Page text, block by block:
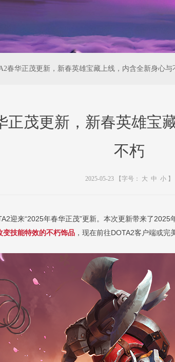
春华正茂更新，新春英雄宝藏上线，内含全新身心与
正茂更新，新春英雄宝
不朽
2025-05-23 【字号： 大 中 小】
迎来“2025年春华正茂”更新。本次更新带来了
变技能特效的不朽饰品 ，现在前往DOTA2客户端或完